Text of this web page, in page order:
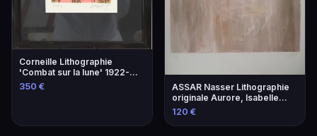
Corneille Lithographie
'Combat sur la lune' 1922-
2010
350 €
ASSAR Nasser Lithographie
originale Aurore, Isabelle
1979
120 €